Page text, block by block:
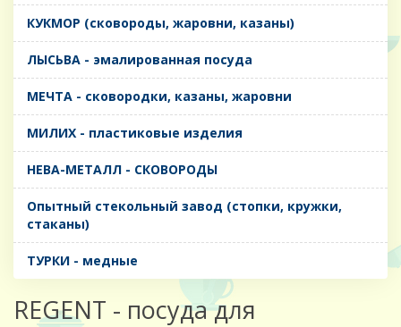
КУКМОР (сковороды, жаровни, казаны)
ЛЫСЬВА - эмалированная посуда
МЕЧТА - сковородки, казаны, жаровни
МИЛИХ - пластиковые изделия
НЕВА-МЕТАЛЛ - СКОВОРОДЫ
Опытный стекольный завод (стопки, кружки,
стаканы)
ТУРКИ - медные
REGENT - посуда для